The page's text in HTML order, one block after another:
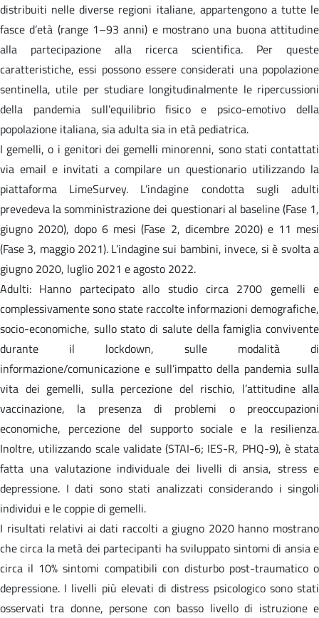
distribuiti nelle diverse regioni italiane, appartengono a tutte le
fasce d’età (range 1–93 anni) e mostrano una buona attitudine
alla partecipazione alla ricerca scientifica. Per queste
caratteristiche, essi possono essere considerati una popolazione
sentinella, utile per studiare longitudinalmente le ripercussioni
della pandemia sull’equilibrio fisico e psico-emotivo della
popolazione italiana, sia adulta sia in età pediatrica.
I gemelli, o i genitori dei gemelli minorenni, sono stati contattati
via email e invitati a compilare un questionario utilizzando la
piattaforma LimeSurvey. L’indagine condotta sugli adulti
prevedeva la somministrazione dei questionari al baseline (Fase 1,
giugno 2020), dopo 6 mesi (Fase 2, dicembre 2020) e 11 mesi
(Fase 3, maggio 2021). L’indagine sui bambini, invece, si è svolta a
giugno 2020, luglio 2021 e agosto 2022.
Adulti: Hanno partecipato allo studio circa 2700 gemelli e
complessivamente sono state raccolte informazioni demografiche,
socio-economiche, sullo stato di salute della famiglia convivente
durante il lockdown, sulle modalità di
informazione/comunicazione e sull’impatto della pandemia sulla
vita dei gemelli, sulla percezione del rischio, l’attitudine alla
vaccinazione, la presenza di problemi o preoccupazioni
economiche, percezione del supporto sociale e la resilienza.
Inoltre, utilizzando scale validate (STAI-6; IES-R, PHQ-9), è stata
fatta una valutazione individuale dei livelli di ansia, stress e
depressione. I dati sono stati analizzati considerando i singoli
individui e le coppie di gemelli.
I risultati relativi ai dati raccolti a giugno 2020 hanno mostrano
che circa la metà dei partecipanti ha sviluppato sintomi di ansia e
circa il 10% sintomi compatibili con disturbo post-traumatico o
depressione. I livelli più elevati di distress psicologico sono stati
osservati tra donne, persone con basso livello di istruzione e